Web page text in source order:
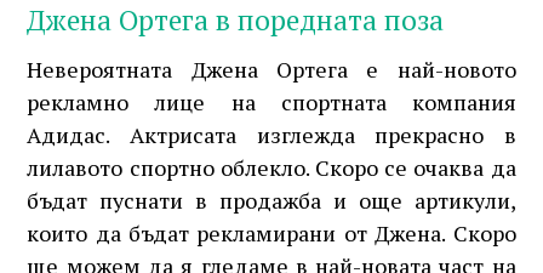
Джена Ортега в поредната поза
Невероятната Джена Ортега е най-новото
рекламно лице на спортната компания
Адидас. Актрисата изглежда прекрасно в
лилавото спортно облекло. Скоро се очаква да
бъдат пуснати в продажба и още артикули,
които да бъдат рекламирани от Джена. Скоро
ще можем да я гледаме в най-новата част на